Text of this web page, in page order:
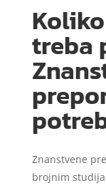
treba
Znanstvene
brojnim